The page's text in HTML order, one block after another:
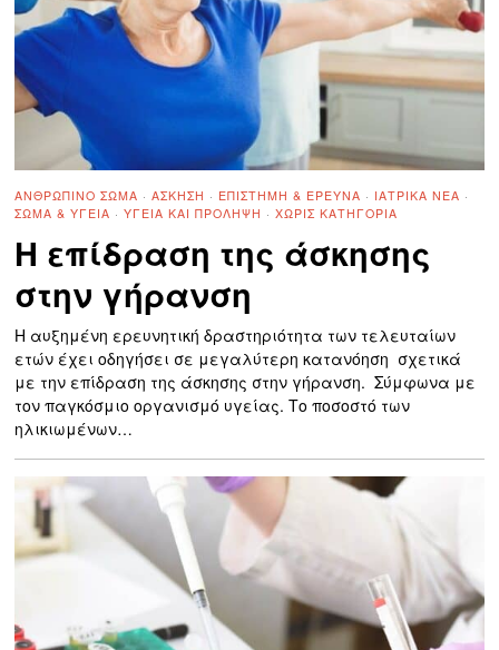
ΑΝΘΡΏΠΙΝΟ ΣΏΜΑ · ΆΣΚΗΣΗ · ΕΠΙΣΤΉΜΗ & ΈΡΕΥΝΑ · ΙΑΤΡΙΚΆ ΝΈΑ ·
ΣΏΜΑ & ΥΓΕΊΑ · ΥΓΕΊΑ ΚΑΙ ΠΡΌΛΗΨΗ · ΧΩΡΊΣ ΚΑΤΗΓΟΡΊΑ
Η επίδραση της άσκησης
στην γήρανση
Η αυξημένη ερευνητική δραστηριότητα των τελευταίων
ετών έχει οδηγήσει σε μεγαλύτερη κατανόηση σχετικά
με την επίδραση της άσκησης στην γήρανση. Σύμφωνα με
τον παγκόσμιο οργανισμό υγείας. Το ποσοστό των
ηλικιωμένων…